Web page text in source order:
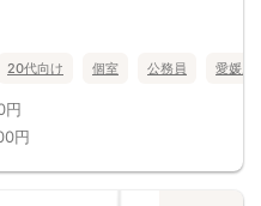
20代向け 個室 公務員 愛媛県
円
円